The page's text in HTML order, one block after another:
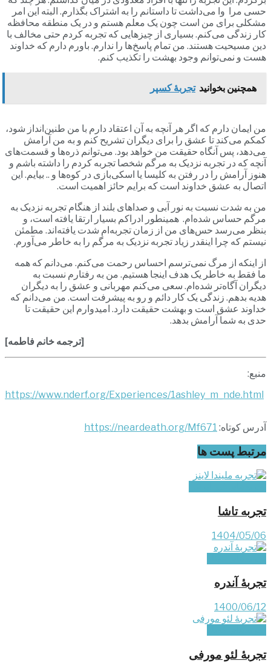
حسی مرا وا می‌داشت تا داستانم را به اشتراک بگذارم. البته این امر
مشکلی برای من است چون یک معلم هستم و در یک منطقه محافظه
کار زندگی می‌کنم. بسیاری از چیزهایی که تجربه کردم حتی مخالف با
دین مسیحیت هستند. من تمام پاسخ‌ها را ندارم. باورم دارم که خداوند
هست و نمی‌توانم وجود بهشت را تکذیب کنم.
همچنین بخوانید تجربۀ کسپر
من ایمان دارم که اگر هر آنچه به آن اعتقاد دارم با من طنین‌انداز شود،
کمکم می‌کند تا عشق را برای دیگران تشریح کنم و به من آرامش
می‌دهد، پس آنگاه حقیقت من خواهد بود. می‌توانم ذره‌ها و قسمت‌های
آنچه که در تجربه نزدیک به مرگم شخصا تجربه کردم را داشته باشم و
هنوز آرامش را در رفتن به کلیسا یا اسکی‌بازی در کوه‌ها و .. بیایم. این
اتصال به عشق خداوند است که برایم حائز اهمیت است.
من به شدت نسبت به نور آبی و صداهای بلند از هنگام تجربه نزدیک به
مرگم حساس شده‌ام. همینطور ادراکم بسیار ارتقا یافته است، و
بنظر می‌رسد حس‌های من از زمان تجربه‌ام شدت یافته‌اند. مطمئن
نیستم که چرا اینقدر زیاد تجربه نزدیک به مرگم را به خاطر می‌آورم.
از اینکه از مرگ نمی‌ترسم احساس رحمت می‌کنم. می‌دانم که همه
ما فقط به خاطر یک هدف اینجا هستیم. من به رفتارم نسبت به
دیگران آگاه‌تر شده‌ام. سعی می‌کنم مهربانی و عشق را به دیگران
هدیه بدهم. زندگی یک کار دائم و رو به پیشرفت است. من می‌دانم که
خداوند عشق است و بهشت حقیقت دارد. امیدوارم این حقیقت تا
حدی به شما آرامش بدهد.
[ترجمه خانم فاطمه]
منبع:
https://www.nderf.org/Experiences/1ashley_m_nde.html
آدرس کوتاه: https://neardeath.org/Mf671
مرتبط پست ها
تجربه تاشا
1404/05/06
تجربۀ آندره
1400/06/12
تجربۀ لئو مورفی